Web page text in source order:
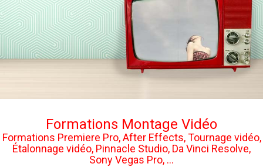
Formations Montage Vidéo
Formations Premiere Pro, After Effects, Tournage vidéo,
Étalonnage vidéo, Pinnacle Studio, Da Vinci Resolve,
Sony Vegas Pro, ...